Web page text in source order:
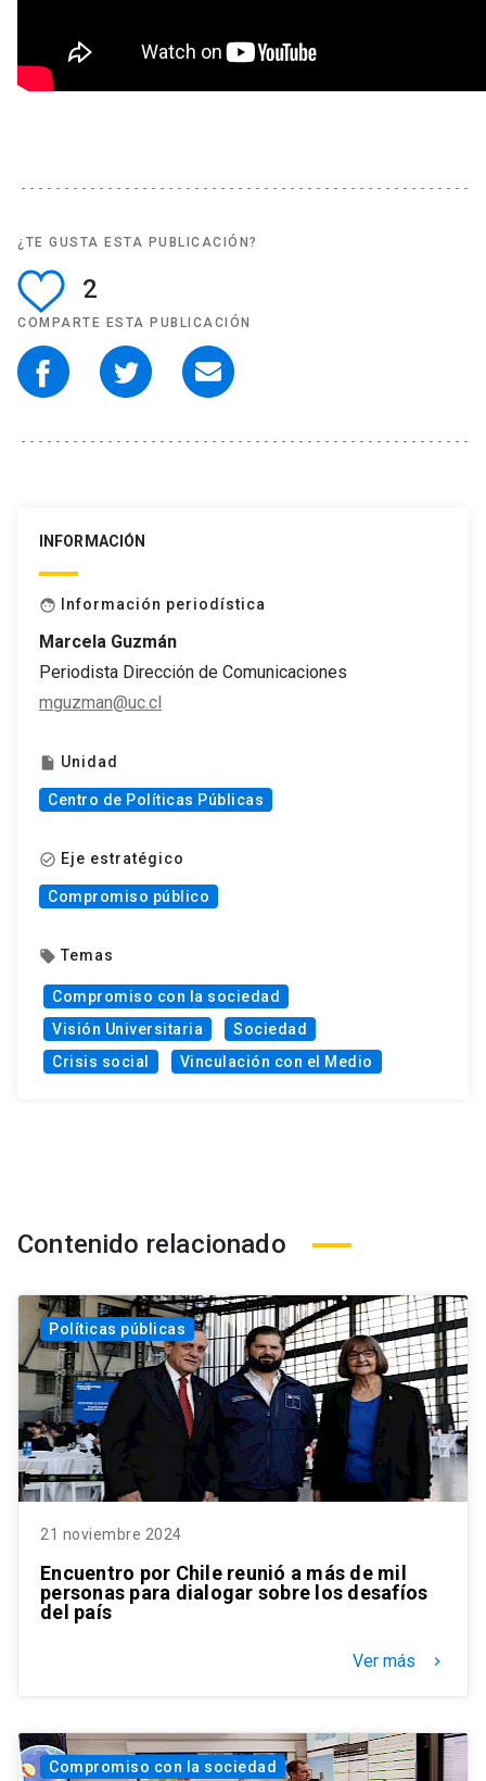
¿TE GUSTA ESTA PUBLICACIÓN?
2
COMPARTE ESTA PUBLICACIÓN
INFORMACIÓN
face Información periodística
Marcela Guzmán
Periodista Dirección de Comunicaciones
mguzman@uc.cl
insert_drive_file Unidad
Centro de Políticas Públicas
check_circle_outline Eje estratégico
Compromiso público
local_offer Temas
Compromiso con la sociedad
Visión Universitaria
Sociedad
Crisis social
Vinculación con el Medio
Contenido relacionado
Políticas públicas
21 noviembre 2024
Encuentro por Chile reunió a más de mil
personas para dialogar sobre los desafíos
del país
Ver más keyboard_arrow_right
Compromiso con la sociedad